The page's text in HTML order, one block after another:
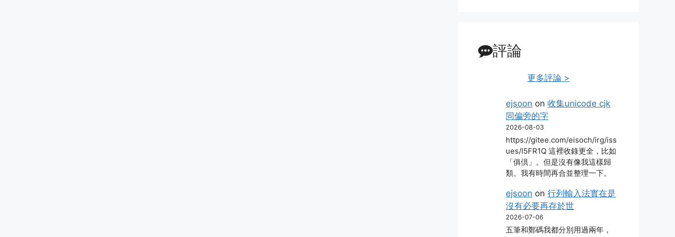
評論
更多評論 >
ejsoon on收集unicode cjk
同偏旁的字
2026-08-03
https://gitee.com/eisoch/irg/iss
ues/I5FR1Q 這裡收錄更全，比如
「俱倶」。但是沒有像我這樣歸
類。我有時間再合並整理一下。
ejsoon on行列輸入法實在是
沒有必要再存於世
2026-07-06
五筆和鄭碼我都分別用過兩年，